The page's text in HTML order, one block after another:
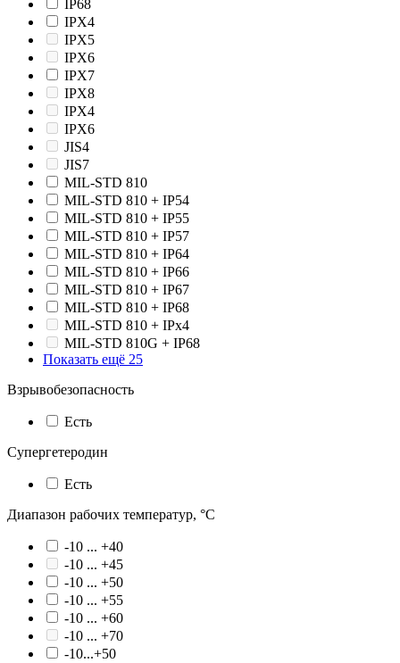
IP68
IPX4
IPX5
IPX6
IPX7
IPX8
IPХ4
IPХ6
JIS4
JIS7
MIL-STD 810
MIL-STD 810 + IP54
MIL-STD 810 + IP55
MIL-STD 810 + IP57
MIL-STD 810 + IP64
MIL-STD 810 + IP66
MIL-STD 810 + IP67
MIL-STD 810 + IP68
MIL-STD 810 + IPx4
MIL-STD 810G + IP68
Показать ещё 25
Взрывобезопасность
Есть
Супергетеродин
Есть
Диапазон рабочих температур, °С
-10 ... +40
-10 ... +45
-10 ... +50
-10 ... +55
-10 ... +60
-10 ... +70
-10...+50